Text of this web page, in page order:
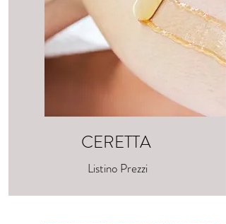
CERETTA
Listino Prezzi